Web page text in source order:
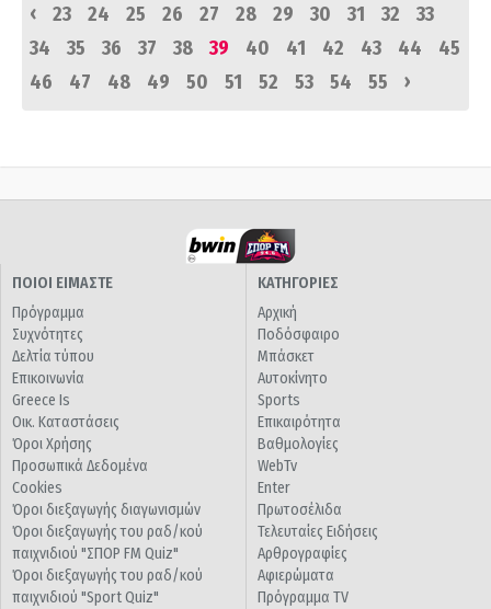
‹
23 24 25 26 27 28 29 30 31 32
33
34
35 36 37 38 39 40 41 42 43 44
45
46
47 48 49 50 51 52 53 54 55 ›
ΠΟΙΟΙ ΕΙΜΑΣΤΕ
Πρόγραμμα
Συχνότητες
Δελτία τύπου
Επικοινωνία
Greece Is
Οικ. Καταστάσεις
Όροι Χρήσης
Προσωπικά Δεδομένα
Cookies
Όροι διεξαγωγής διαγωνισμών
Όροι διεξαγωγής του ραδ/κού
παιχνιδιού "ΣΠΟΡ FM Quiz"
Όροι διεξαγωγής του ραδ/κού
παιχνιδιού "Sport Quiz"
ΚΑΤΗΓΟΡΙΕΣ
Αρχική
Ποδόσφαιρο
Μπάσκετ
Αυτοκίνητο
Sports
Επικαιρότητα
Βαθμολογίες
WebTv
Enter
Πρωτοσέλιδα
Τελευταίες Ειδήσεις
Αρθρογραφίες
Αφιερώματα
Πρόγραμμα TV